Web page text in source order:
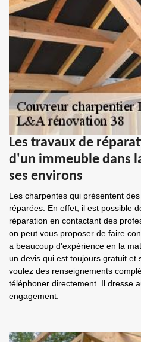
Les travaux de
d'un immeuble dans
ses environs
Les charpentes qui présentent
réparées. En effet, il est possible
réparation en contactant des
on peut vous proposer de faire
a beaucoup d'expérience en la
un devis qui est toujours gratuit et
voulez des renseignements
téléphoner directement. Il dresse
engagement.